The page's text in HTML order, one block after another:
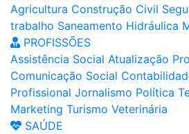
Agricultura Construção Civil
trabalho Saneamento Hidráulica
PROFISSÕES
Assistência Social Atualização
Comunicação Social
Profissional Jornalismo Política
Marketing Turismo Veterinária
SAÚDE